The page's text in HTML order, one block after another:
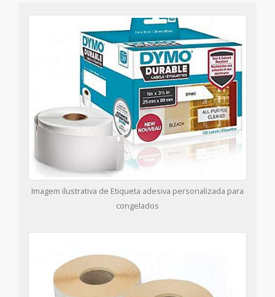
Imagem ilustrativa de Etiqueta adesiva personalizada para
congelados